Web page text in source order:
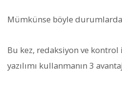
Mümkünse böyle
Bu kez, redaksiyon ve
yazılımı kullanmanın 3